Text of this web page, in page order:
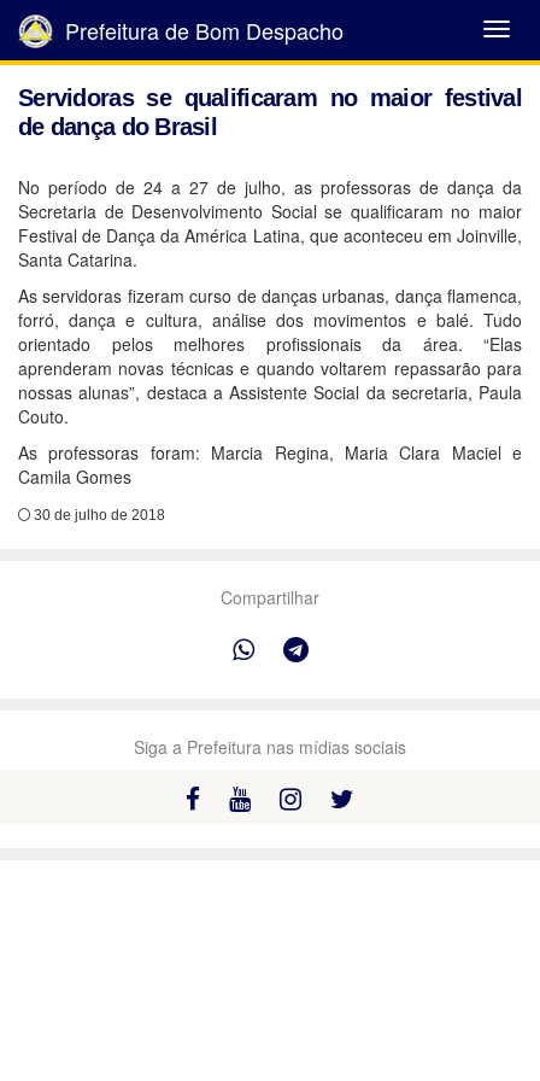
Abrir
Menu
Prefeitura de Bom Despacho
Servidoras se qualificaram no maior festival
de dança do Brasil
No período de 24 a 27 de julho, as professoras de dança da
Secretaria de Desenvolvimento Social se qualificaram no maior
Festival de Dança da América Latina, que aconteceu em Joinville,
Santa Catarina.
As servidoras fizeram curso de danças urbanas, dança flamenca,
forró, dança e cultura, análise dos movimentos e balé. Tudo
orientado pelos melhores profissionais da área. “Elas
aprenderam novas técnicas e quando voltarem repassarão para
nossas alunas”, destaca a Assistente Social da secretaria, Paula
Couto.
As professoras foram: Marcia Regina, Maria Clara Maciel e
Camila Gomes
30 de julho de 2018
Compartilhar
Siga a Prefeitura nas mídias sociais